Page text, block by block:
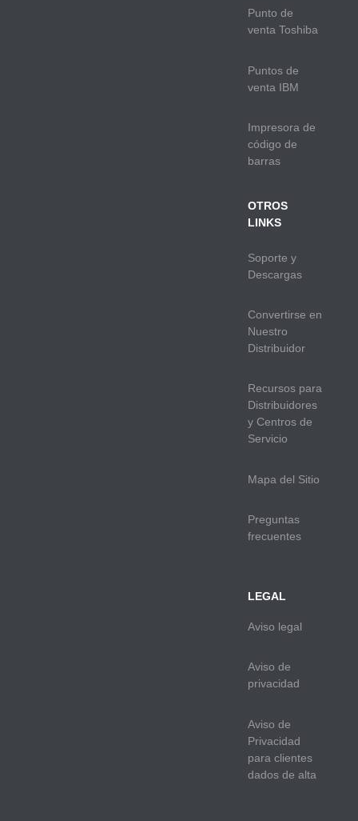
Punto de
venta Toshiba
Puntos de
venta IBM
Impresora de
código de
barras
OTROS
LINKS
Soporte y
Descargas
Convertirse en
Nuestro
Distribuidor
Recursos para
Distribuidores
y Centros de
Servicio
Mapa del Sitio
Preguntas
frecuentes
LEGAL
Aviso legal
Aviso de
privacidad
Aviso de
Privacidad
para clientes
dados de alta